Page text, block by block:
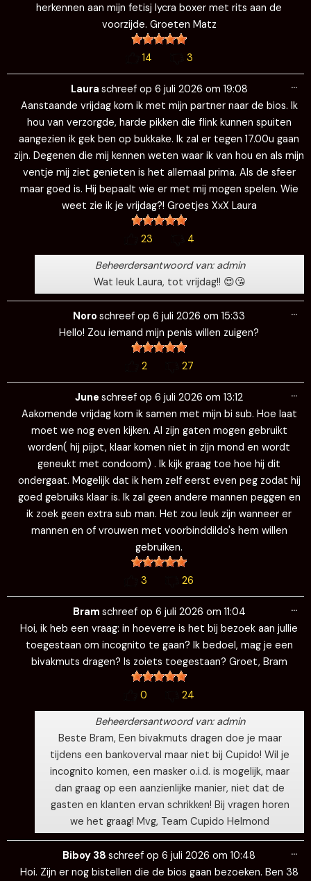
herkennen aan mijn fetisj lycra boxer met rits aan de
voorzijde. Groeten Matz
14 3
Laura schreef op 6 juli 2026 om 19:08
Aanstaande vrijdag kom ik met mijn partner naar de bios. Ik
hou van verzorgde, harde pikken die flink kunnen spuiten
aangezien ik gek ben op bukkake. Ik zal er tegen 17.00u gaan
zijn. Degenen die mij kennen weten waar ik van hou en als mijn
ventje mij ziet genieten is het allemaal prima. Als de sfeer
maar goed is. Hij bepaalt wie er met mij mogen spelen. Wie
weet zie ik je vrijdag?! Groetjes XxX Laura
23
4
Beheerdersantwoord van: admin
Wat leuk Laura, tot vrijdag!! 😍😘
…
Noro schreef op 6 juli 2026 om 15:33
Hello! Zou iemand mijn penis willen zuigen?
2 27
…
June schreef op 6 juli 2026 om 13:12
Aakomende vrijdag kom ik samen met mijn bi sub. Hoe laat
moet we nog even kijken. Al zijn gaten mogen gebruikt
worden( hij pijpt, klaar komen niet in zijn mond en wordt
geneukt met condoom) . Ik kijk graag toe hoe hij dit
ondergaat. Mogelijk dat ik hem zelf eerst even peg zodat hij
goed gebruiks klaar is. Ik zal geen andere mannen peggen en
ik zoek geen extra sub man. Het zou leuk zijn wanneer er
mannen en of vrouwen met voorbinddildo's hem willen
gebruiken.
3 26
…
Bram schreef op 6 juli 2026 om 11:04
Hoi, ik heb een vraag: in hoeverre is het bij bezoek aan jullie
toegestaan om incognito te gaan? Ik bedoel, mag je een
bivakmuts dragen? Is zoiets toegestaan? Groet, Bram
0
24
Beheerdersantwoord van: admin
Beste Bram, Een bivakmuts dragen doe je maar
tijdens een bankoverval maar niet bij Cupido! Wil je
incognito komen, een masker o.i.d. is mogelijk, maar
dan graag op een aanzienlijke manier, niet dat de
gasten en klanten ervan schrikken! Bij vragen horen
we het graag! Mvg, Team Cupido Helmond
…
Biboy 38 schreef op 6 juli 2026 om 10:48
Hoi. Zijn er nog bistellen die de bios gaan bezoeken. Ben 38
…